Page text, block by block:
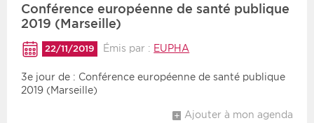
Rendez-vous des 7
prochains jours
Communiqués des 10
derniers jours
Recherche par mots clés
Rendez-vous
Les deux
Conférence européenne de santé publique
2019 (Marseille)
22/11/2019 Émis par : EUPHA
3e jour de : Conférence européenne de santé publique
2019 (Marseille)
Ajouter à mon agenda